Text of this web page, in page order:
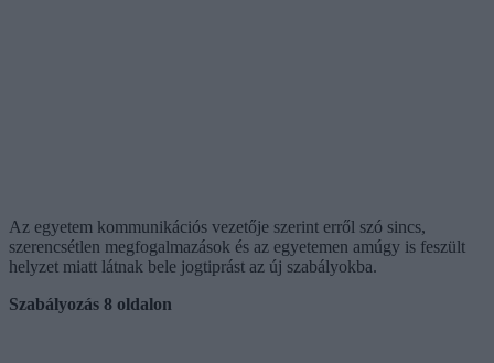
Az egyetem kommunikációs vezetője szerint erről szó sincs,
szerencsétlen megfogalmazások és az egyetemen amúgy is feszült
helyzet miatt látnak bele jogtiprást az új szabályokba.
Szabályozás 8 oldalon